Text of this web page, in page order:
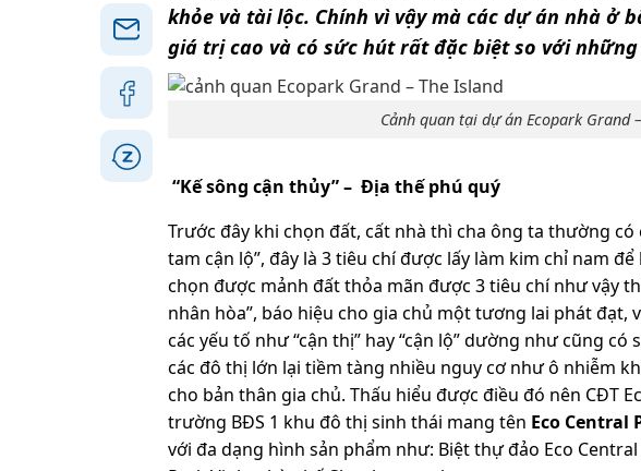
khỏe và tài lộc. Chính vì vậy mà các dự án nhà ở
giá trị cao và có sức hút rất đặc biệt so với
Cảnh quan tại dự án Ecopark Grand
“Kế sông cận thủy” – Địa thế phú quý
Trước đây khi chọn đất, cất nhà thì cha ông ta thường có
tam cận lộ”, đây là 3 tiêu chí được lấy làm kim chỉ nam
chọn được mảnh đất thỏa mãn được 3 tiêu chí như vậy
nhân hòa”, báo hiệu cho gia chủ một tương lai phát đạt,
các yếu tố như “cận thị” hay “cận lộ” dường như cũng
các đô thị lớn lại tiềm tàng nhiều nguy cơ như ô nhiễm
cho bản thân gia chủ. Thấu hiểu được điều đó nên CĐT
trường BĐS 1 khu đô thị sinh thái mang tên Eco Central
với đa dạng hình sản phẩm như: Biệt thự đảo Eco Central